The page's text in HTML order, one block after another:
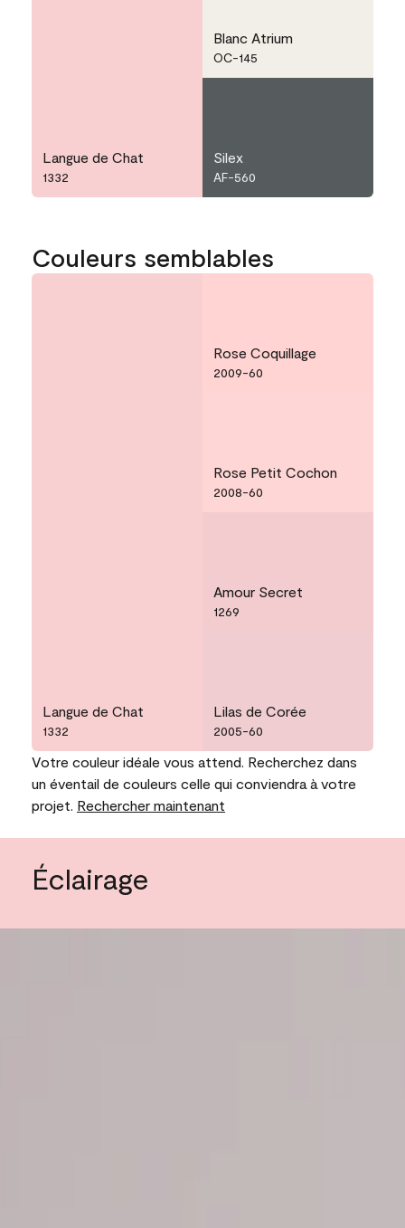
Langue de Chat
1332
Blanc Atrium
OC-145
Silex
AF-560
Couleurs semblables
Langue de Chat
1332
Rose Coquillage
2009-60
Rose Petit Cochon
2008-60
Amour Secret
1269
Lilas de Corée
2005-60
Votre couleur idéale vous attend. Recherchez dans
un éventail de couleurs celle qui conviendra à votre
projet. Rechercher maintenant
Éclairage